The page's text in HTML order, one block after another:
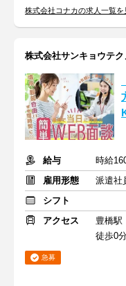
株式会社コナカの求人一覧を
株式会社サンキョウテク
給与
雇用形態
派遣社
シフト
アクセス
豊橋駅
徒歩0
急募